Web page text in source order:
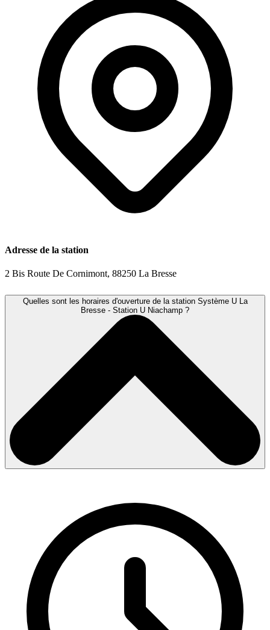
Adresse de la station
2 Bis Route De Cornimont, 88250 La Bresse
Quelles sont les horaires d'ouverture de la station Système U La
Bresse - Station U Niachamp ?